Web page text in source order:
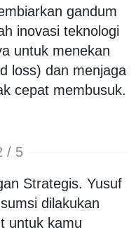
gandum
inovasi teknologi
untuk menekan
loss) dan menjaga
cepat membusuk.
/ 5
Strategis. Yusuf
dilakukan
untuk kamu